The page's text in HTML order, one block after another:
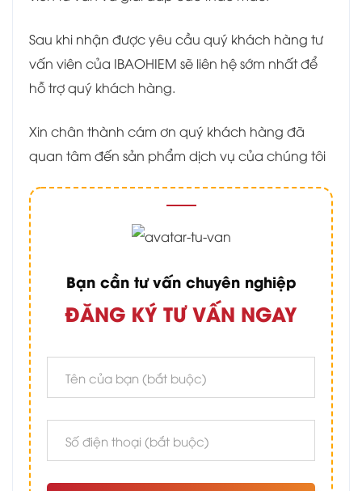
Sau khi nhận được yêu cầu quý khách hàng tư
vấn viên của IBAOHIEM sẽ liên hệ sớm nhất để
hỗ trợ quý khách hàng.
Xin chân thành cám ơn quý khách hàng đã
quan tâm đến sản phẩm dịch vụ của chúng tôi
Bạn cần tư vấn chuyên nghiệp
ĐĂNG KÝ TƯ VẤN NGAY